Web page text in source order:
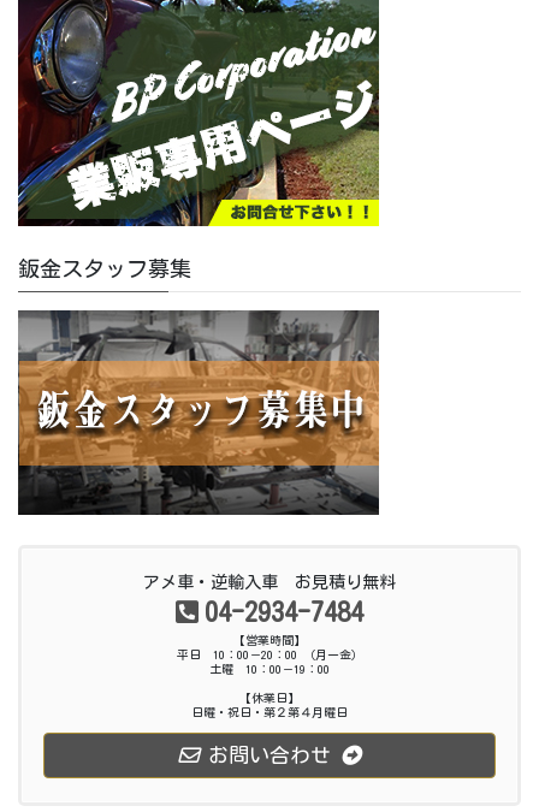
鈑金スタッフ募集
アメ車・逆輸入車 お見積り無料
04-2934-7484
【営業時間】
平日 10：00－20：00 （月ー金）
土曜 10：00－19：00
【休業日】
日曜・祝日・第２第４月曜日
お問い合わせ